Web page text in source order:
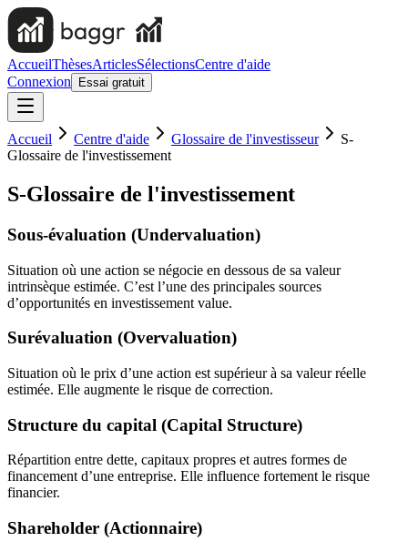
AccueilThèsesArticlesSélectionsCentre d'aide
Connexion
Essai gratuit
Accueil Centre d'aide Glossaire de l'investisseur
S-
Glossaire de l'investissement
S-Glossaire de l'investissement
Sous-évaluation (Undervaluation)
Situation où une action se négocie en dessous de sa valeur
intrinsèque estimée. C’est l’une des principales sources
d’opportunités en investissement value.
Surévaluation (Overvaluation)
Situation où le prix d’une action est supérieur à sa valeur réelle
estimée. Elle augmente le risque de correction.
Structure du capital (Capital Structure)
Répartition entre dette, capitaux propres et autres formes de
financement d’une entreprise. Elle influence fortement le risque
financier.
Shareholder (Actionnaire)